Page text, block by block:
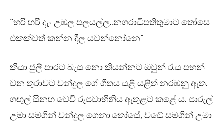
“හරි හරි දැං උඹල පලයල්ල..නගරාධිපතිතුමාට තෝසෙ
එකක්වත් කන්න දීල යවන්නෝනෙ”
කියා ජුලී පාරට බැස නො කියන්නට ඔවුන් රැය පහන්
වන තුරාවට චන්දුල ගේ ගීතය යළි යළිත් නරඹනු ඇත.
ගඟුල් සිනහ වෙවී රූපවාහිනිය ඇතුළට කළේ ය. පාරුල්
උමා සමගින් චන්දුල ගෙනා තෝසේ, වඩේ සමගින් උමා